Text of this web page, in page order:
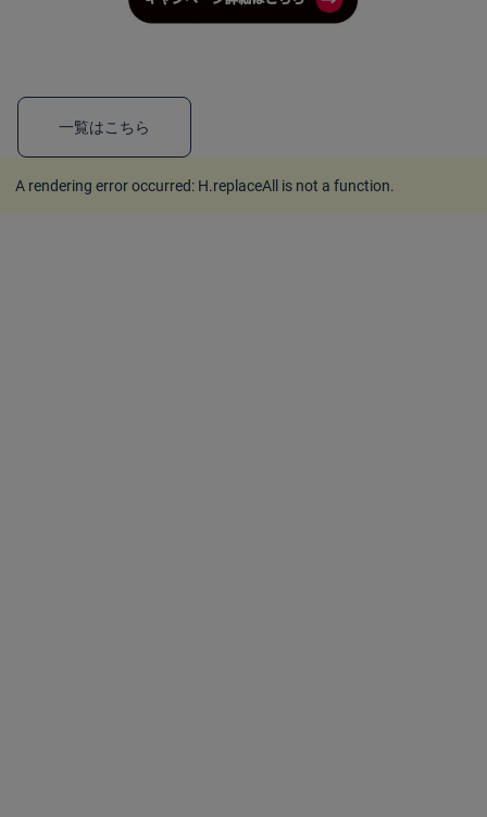
一覧はこちら
A rendering error occurred: H.replaceAll is not a function.